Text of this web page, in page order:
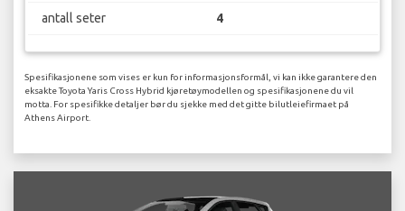
antall seter 4
Spesifikasjonene som vises er kun for informasjonsformål, vi kan ikke garantere den
eksakte Toyota Yaris Cross Hybrid kjøretøymodellen og spesifikasjonene du vil
motta. For spesifikke detaljer bør du sjekke med det gitte bilutleiefirmaet på
Athens Airport.